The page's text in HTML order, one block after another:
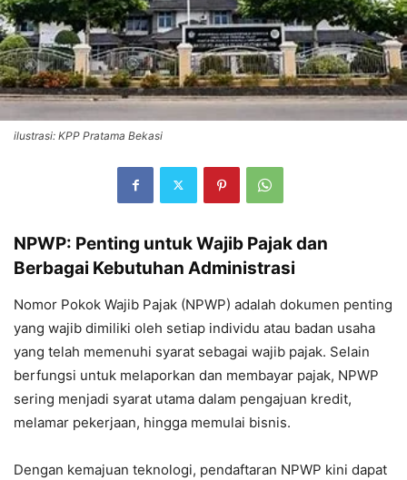
ilustrasi: KPP Pratama Bekasi
NPWP: Penting untuk Wajib Pajak dan
Berbagai Kebutuhan Administrasi
Nomor Pokok Wajib Pajak (NPWP) adalah dokumen penting
yang wajib dimiliki oleh setiap individu atau badan usaha
yang telah memenuhi syarat sebagai wajib pajak. Selain
berfungsi untuk melaporkan dan membayar pajak, NPWP
sering menjadi syarat utama dalam pengajuan kredit,
melamar pekerjaan, hingga memulai bisnis.
Dengan kemajuan teknologi, pendaftaran NPWP kini dapat